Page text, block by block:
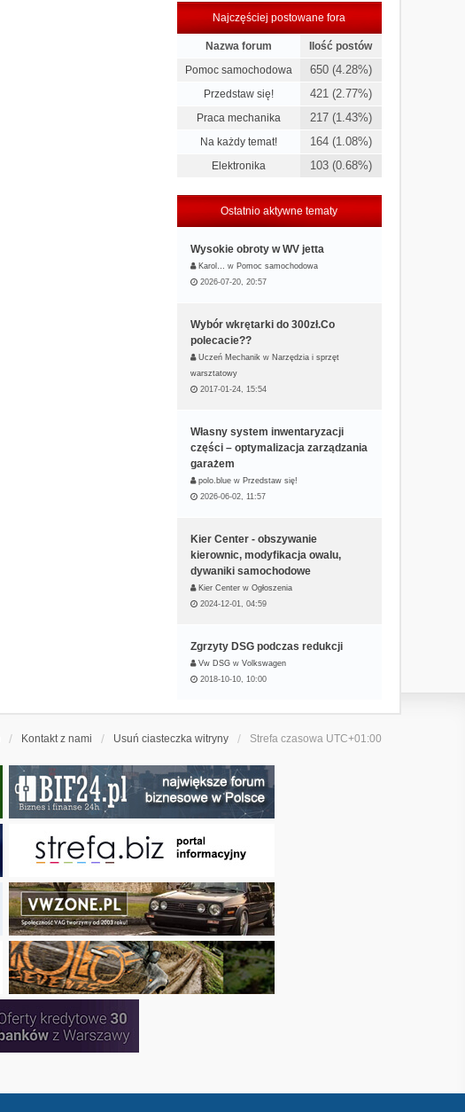
Najczęściej postowane fora
Nazwa forum
Ilość postów
Pomoc samochodowa
650 (4.28%)
Przedstaw się! 421 (2.77%)
Praca mechanika 217 (1.43%)
Na każdy temat! 164 (1.08%)
Elektronika 103 (0.68%)
Ostatnio aktywne tematy
Wysokie obroty w WV jetta
Karol… w Pomoc samochodowa
2026-07-20, 20:57
Wybór wkrętarki do 300zł.Co
polecacie??
Uczeń Mechanik w Narzędzia i sprzęt
warsztatowy
2017-01-24, 15:54
Własny system inwentaryzacji
części – optymalizacja zarządzania
garażem
polo.blue w Przedstaw się!
2026-06-02, 11:57
Kier Center - obszywanie
kierownic, modyfikacja owalu,
dywaniki samochodowe
Kier Center w Ogłoszenia
2024-12-01, 04:59
Zgrzyty DSG podczas redukcji
Vw DSG w Volkswagen
2018-10-10, 10:00
Kontakt z nami Usuń ciasteczka witryny Strefa czasowa UTC+01:00